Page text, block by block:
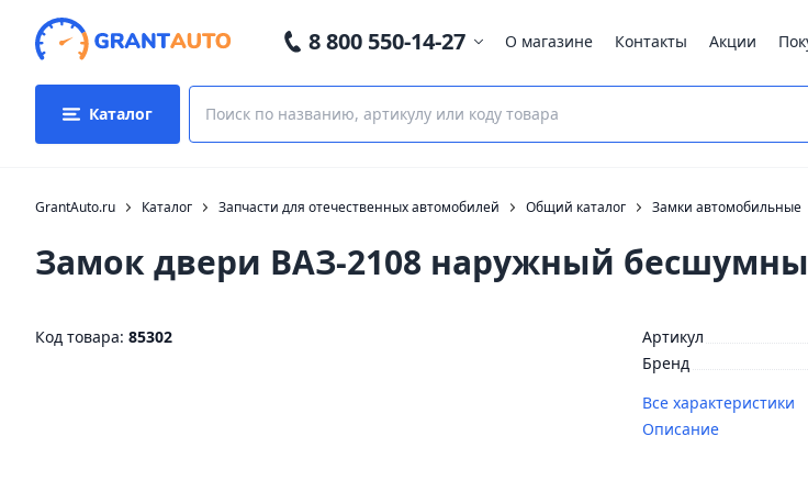
8 800 550-14-27 О магазине Контакты Акции
Каталог
GrantAuto.ru Каталог Запчасти для отечественных автомобилей Общий каталог Замки автомобильные
Замок двери ВАЗ-2108 наружный
Код товара: 85302 Артикул
Бренд
Все характеристики
Описание